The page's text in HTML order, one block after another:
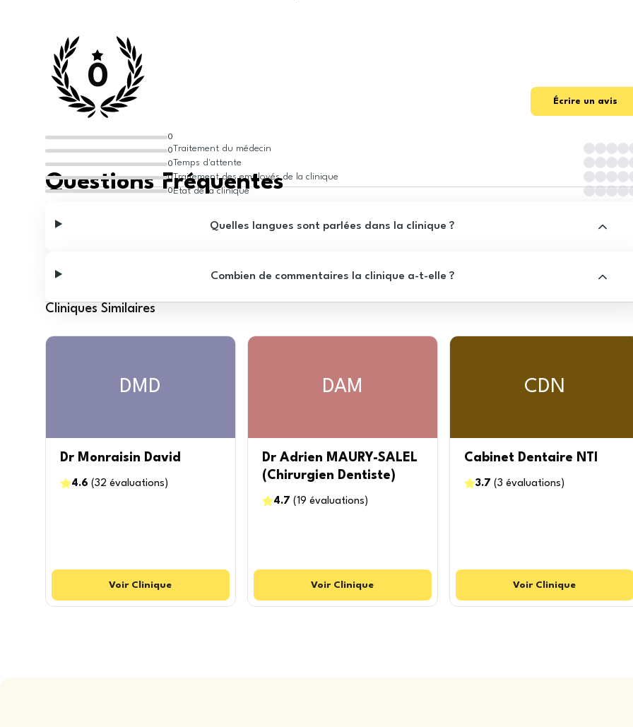
0
0
0
0
0
0
Écrire un avis
Traitement du médecin
Temps d'attente
Traitement des employés de la clinique
État de la clinique
Questions Fréquentes
Quelles langues sont parlées dans la clinique ?
Combien de commentaires la clinique a-t-elle ?
Cliniques Similaires
DMD
Dr Monraisin David
4.6 (32 évaluations )
Voir Clinique
DAM
Dr Adrien MAURY-SALEL
(Chirurgien Dentiste)
4.7 (19 évaluations )
Voir Clinique
CDN
Cabinet Dentaire NTI
3.7 (3 évaluations )
Voir Clinique